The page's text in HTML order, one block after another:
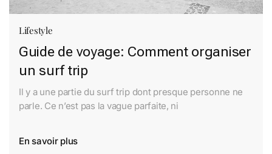
Lifestyle
Guide de voyage: Comment organiser
un surf trip
Il y a une partie du surf trip dont presque personne ne
parle. Ce n’est pas la vague parfaite, ni
En savoir plus